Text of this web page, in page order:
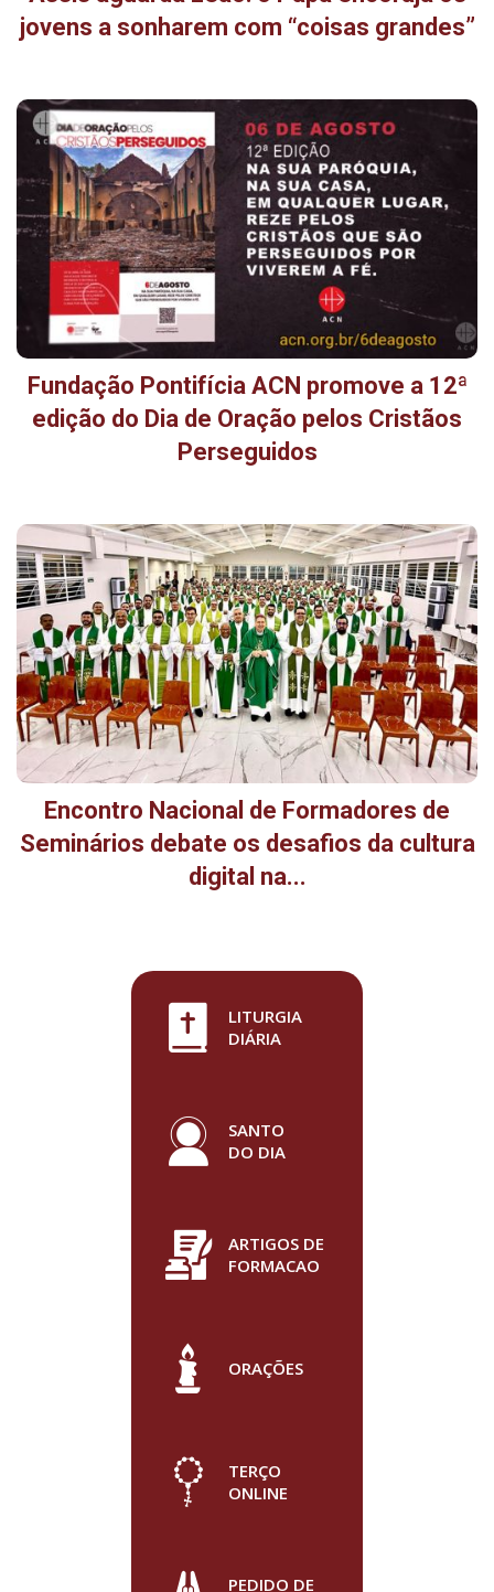
jovens a sonharem com “coisas grandes”
Fundação Pontifícia ACN promove a 12ª
edição do Dia de Oração pelos Cristãos
Perseguidos
Encontro Nacional de Formadores de
Seminários debate os desafios da cultura
digital na...
LITURGIA
DIÁRIA
SANTO
DO DIA
ARTIGOS DE
FORMACAO
ORAÇÕES
TERÇO
ONLINE
PEDIDO DE